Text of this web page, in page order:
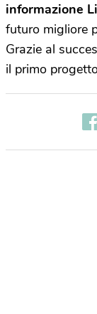
informazione
futuro migliore
Grazie al
il primo